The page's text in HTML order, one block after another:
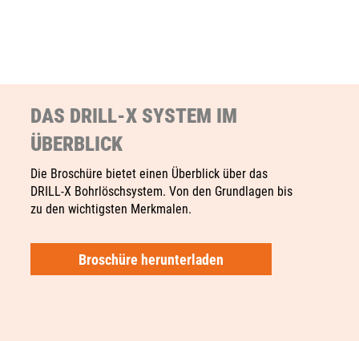
DAS DRILL-X SYSTEM IM
ÜBERBLICK
Die Broschüre bietet einen Überblick über das
DRILL‑X Bohrlöschsystem. Von den Grundlagen bis
zu den wichtigsten Merkmalen.
Broschüre herunterladen